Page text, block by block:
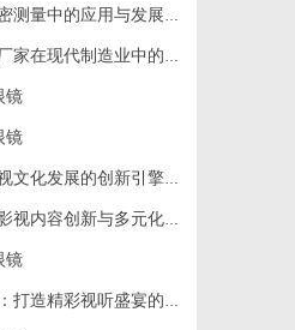
量中的应用与发展趋势
造业中的重要角色与发展趋势
镜
镜
发展的创新引擎与力量
新与多元化发展的先锋力量
镜
精彩视听盛宴的新锐平台